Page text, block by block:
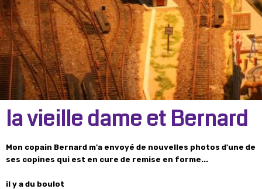
la vieille dame et Bernard
Mon copain Bernard m'a envoyé de nouvelles photos d'une de
ses copines qui est en cure de remise en forme...
il y a du boulot